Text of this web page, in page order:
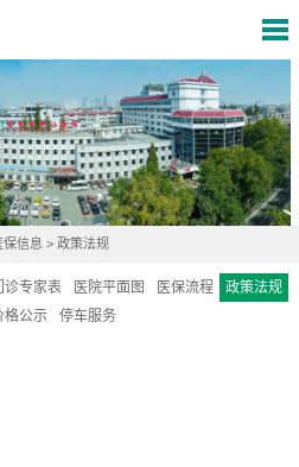
保信息 > 政策法规
诊专家表 医院平面图 医保流程
政策法规
格公示 停车服务